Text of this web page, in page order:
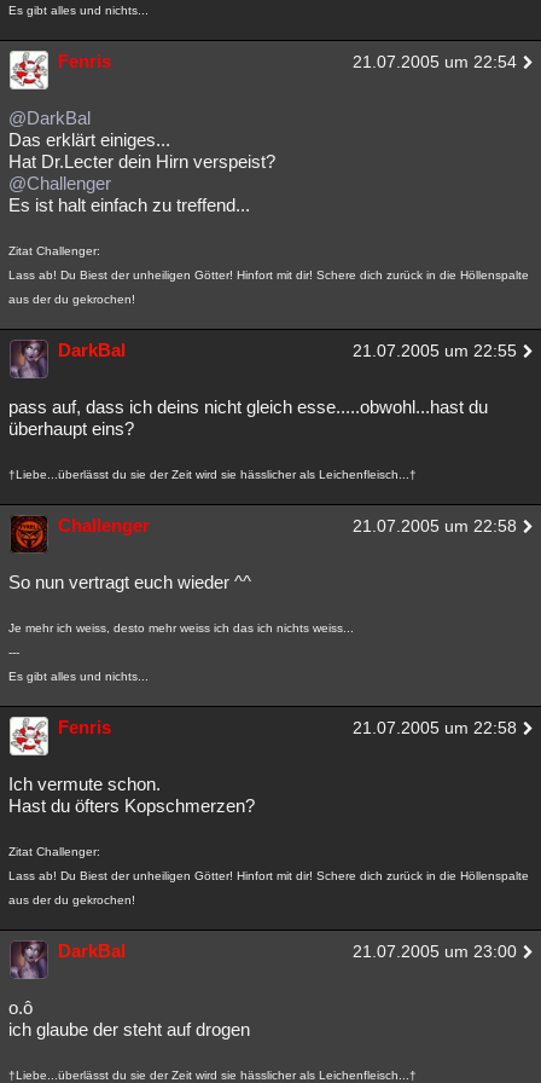
Es gibt alles und nichts...
Fenris 21.07.2005 um 22:54
@DarkBal
Das erklärt einiges...
Hat Dr.Lecter dein Hirn verspeist?
@Challenger
Es ist halt einfach zu treffend...
Zitat Challenger:
Lass ab! Du Biest der unheiligen Götter! Hinfort mit dir! Schere dich zurück in die Höllenspalte
aus der du gekrochen!
DarkBal 21.07.2005 um 22:55
pass auf, dass ich deins nicht gleich esse.....obwohl...hast du
überhaupt eins?
†Liebe...überlässt du sie der Zeit wird sie hässlicher als Leichenfleisch...†
Challenger 21.07.2005 um 22:58
So nun vertragt euch wieder ^^
Je mehr ich weiss, desto mehr weiss ich das ich nichts weiss...
---
Es gibt alles und nichts...
Fenris 21.07.2005 um 22:58
Ich vermute schon.
Hast du öfters Kopschmerzen?
Zitat Challenger:
Lass ab! Du Biest der unheiligen Götter! Hinfort mit dir! Schere dich zurück in die Höllenspalte
aus der du gekrochen!
DarkBal 21.07.2005 um 23:00
o.ô
ich glaube der steht auf drogen
†Liebe...überlässt du sie der Zeit wird sie hässlicher als Leichenfleisch...†